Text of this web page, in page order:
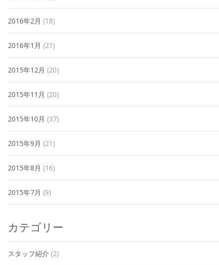
2016年2月 (18)
2016年1月 (21)
2015年12月 (20)
2015年11月 (20)
2015年10月 (37)
2015年9月 (21)
2015年8月 (16)
2015年7月 (9)
カテゴリー
スタッフ紹介 (2)